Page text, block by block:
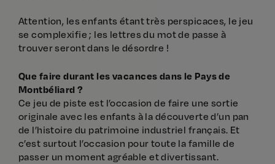
Attention, les enfants étant très perspicaces, le jeu
se complexifie ; les lettres du mot de passe à
trouver seront dans le désordre !
Que faire durant les vacances dans le Pays de
Montbéliard ?
Ce jeu de piste est l’occasion de faire une sortie
originale avec les enfants à la découverte d’un pan
de l’histoire du patrimoine industriel français. Et
c’est surtout l’occasion pour toute la famille de
passer un moment agréable et divertissant.